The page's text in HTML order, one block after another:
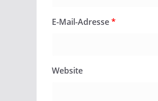
E-Mail-Adresse*
Website